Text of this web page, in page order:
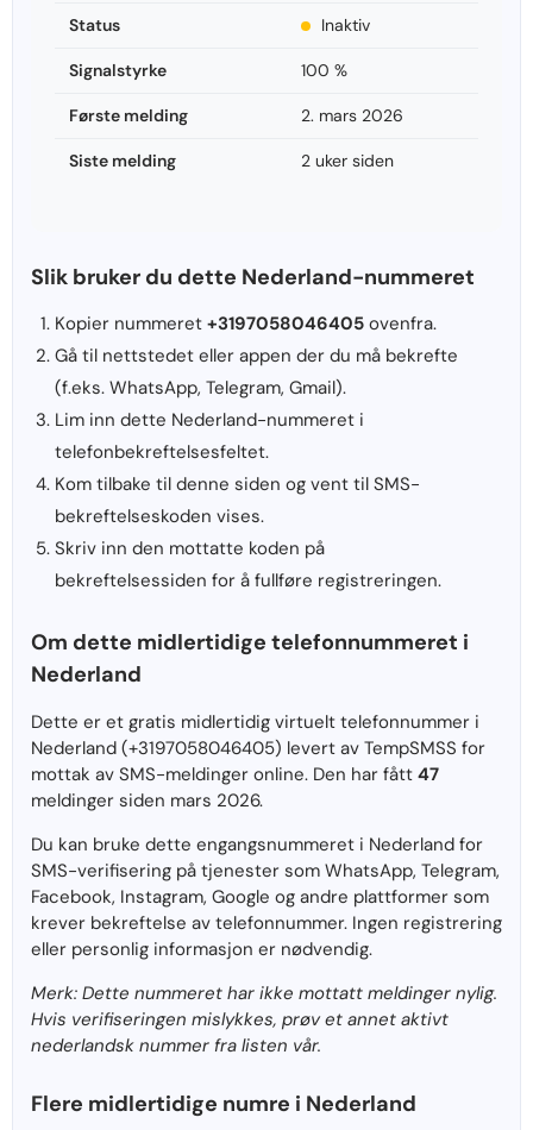
Status Inaktiv
Signalstyrke 100 %
Første melding 2. mars 2026
Siste melding 2 uker siden
Slik bruker du dette Nederland-nummeret
Kopier nummeret +3197058046405 ovenfra.
Gå til nettstedet eller appen der du må bekrefte
(f.eks. WhatsApp, Telegram, Gmail).
Lim inn dette Nederland-nummeret i
telefonbekreftelsesfeltet.
Kom tilbake til denne siden og vent til SMS-
bekreftelseskoden vises.
Skriv inn den mottatte koden på
bekreftelsessiden for å fullføre registreringen.
Om dette midlertidige telefonnummeret i
Nederland
Dette er et gratis midlertidig virtuelt telefonnummer i
Nederland (+3197058046405) levert av TempSMSS for
mottak av SMS-meldinger online. Den har fått 47
meldinger siden mars 2026.
Du kan bruke dette engangsnummeret i Nederland for
SMS-verifisering på tjenester som WhatsApp, Telegram,
Facebook, Instagram, Google og andre plattformer som
krever bekreftelse av telefonnummer. Ingen registrering
eller personlig informasjon er nødvendig.
Merk: Dette nummeret har ikke mottatt meldinger nylig.
Hvis verifiseringen mislykkes, prøv et annet aktivt
nederlandsk nummer fra listen vår.
Flere midlertidige numre i Nederland